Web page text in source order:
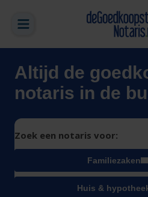
Altijd de
notaris in de
Zoek een notaris voor:
Familiezaken
Huis &